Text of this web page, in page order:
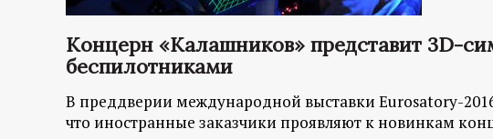
т
а
л
Концерн «Калашников» представит 3D-
беспилотниками
В преддверии международной выставки Eurosatory-
что иностранные заказчики проявляют к новинкам